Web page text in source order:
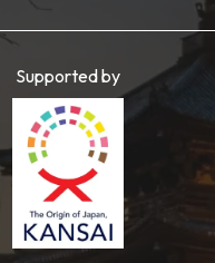
Supported by